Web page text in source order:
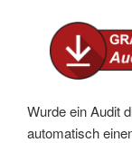
Wurde ein Audit
automatisch